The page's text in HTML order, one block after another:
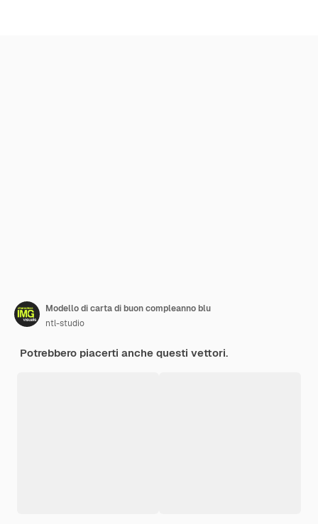
Modello di carta di buon compleanno blu
ntl-studio
Potrebbero piacerti anche questi vettori.